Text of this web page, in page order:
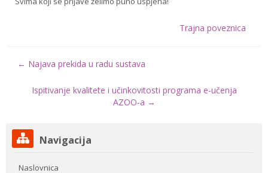
Trajna poveznica
← Najava prekida u radu sustava
Ispitivanje kvalitete i učinkovitosti programa e-učenja
AZOO-a →
Preskoči
NavigacijaNavigacija
Naslovnica